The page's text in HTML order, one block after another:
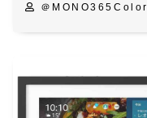
＠MONO365Color